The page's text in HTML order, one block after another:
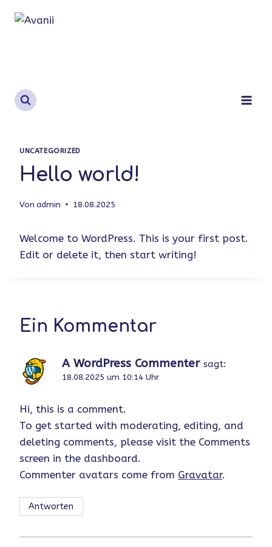
Inhalt
UNCATEGORIZED
Hello world!
Von admin 18.08.2025
Welcome to WordPress. This is your first post.
Edit or delete it, then start writing!
Ein Kommentar
A WordPress Commenter sagt:
18.08.2025 um 10:14 Uhr
Hi, this is a comment.
To get started with moderating, editing, and
deleting comments, please visit the Comments
screen in the dashboard.
Commenter avatars come from Gravatar.
Antworten